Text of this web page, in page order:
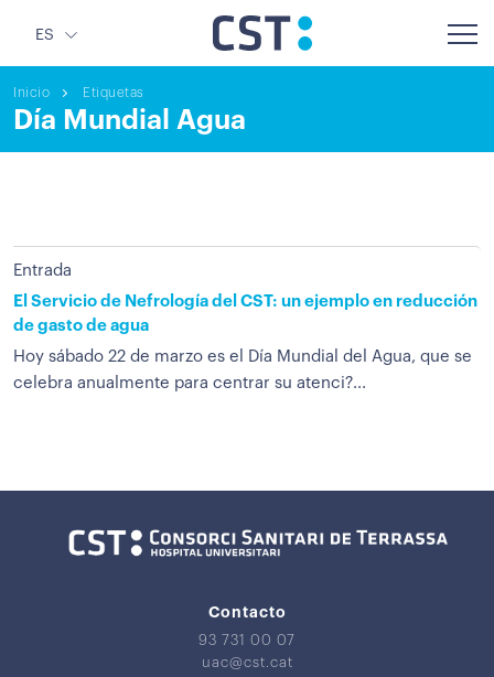
ES
Inicio Etiquetas
Día Mundial Agua
Entrada
El Servicio de Nefrología del CST: un ejemplo en reducción
de gasto de agua
Hoy sábado 22 de marzo es el Día Mundial del Agua, que se
celebra anualmente para centrar su atenci?...
Contacto
93 731 00 07
uac@cst.cat